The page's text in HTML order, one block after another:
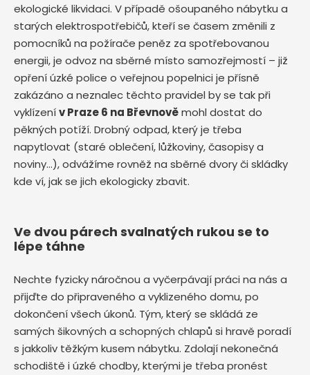
ekologické likvidaci. V případě ošoupaného nábytku a
starých elektrospotřebičů, kteří se časem změnili z
pomocníků na požírače peněz za spotřebovanou
energii, je odvoz na sběrné místo samozřejmostí – již
opření úzké police o veřejnou popelnici je přísně
zakázáno a neznalec těchto pravidel by se tak při
vyklízenív Praze 6 na Břevnověmohl dostat do
pěkných potíží. Drobný odpad, který je třeba
napytlovat (staré oblečení, lůžkoviny, časopisy a
noviny…), odvážíme rovněž na sběrné dvory či skládky
kde ví, jak se jich ekologicky zbavit.
Ve dvou párech svalnatých rukou se to
lépe táhne
Nechte fyzicky náročnou a vyčerpávají práci na nás a
přijďte do připraveného a vyklizeného domu, po
dokončení všech úkonů. Tým, který se skládá ze
samých šikovných a schopných chlapů si hravě poradí
s jakkoliv těžkým kusem nábytku. Zdolají nekonečná
schodiště i úzké chodby, kterými je třeba pronést